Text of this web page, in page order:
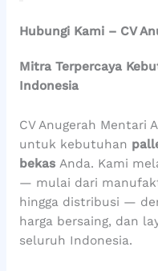
Hubungi Kami – CV
Mitra Terpercaya
Indonesia
CV Anugerah Mentari
untuk kebutuhan
bekasAnda. Kami
— mulai dari
hingga distribusi —
harga bersaing, dan
seluruh Indonesia.